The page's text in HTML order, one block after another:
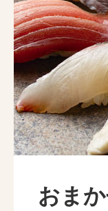
おま